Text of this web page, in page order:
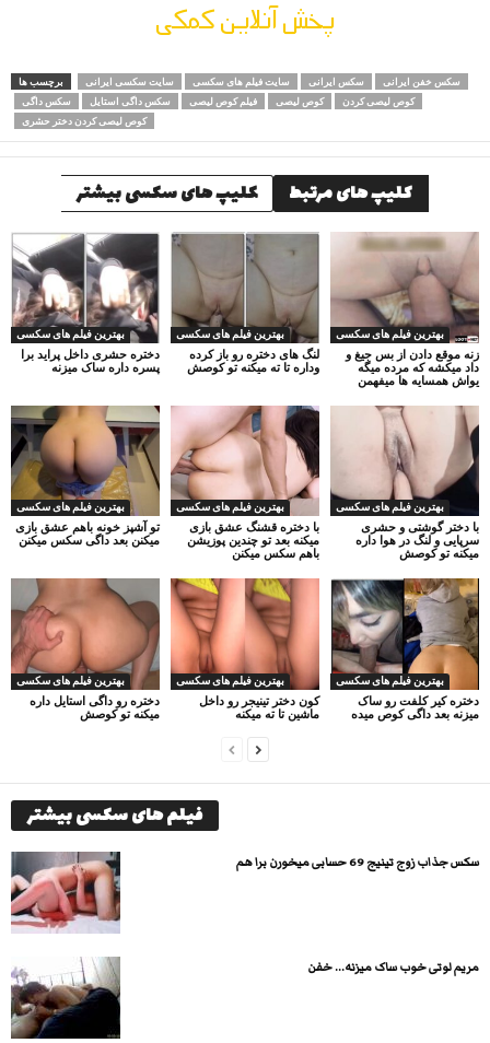
پخش آنلاین کمکی
برچسب ها سایت سکسی ایرانی سایت فیلم های سکسی سکس ایرانی
سکس خفن ایرانی
سکس داگی
سکس داگی استایل فیلم کوص لیصی کوص لیصی
کوص لیصی کردن
کوص لیصی کردن دختر حشری
کلیپ های مرتبط کلیپ های سکسی بیشتر
بهترین فیلم های سکسی
دختره حشری داخل پراید برا
پسره داره ساک میزنه
بهترین فیلم های سکسی
لنگ های دختره رو باز کرده
وداره تا ته میکنه تو کوصش
بهترین فیلم های سکسی
زنه موقع دادن از بس جیغ و
داد میکشه که مرده میگه
یواش همسایه ها میفهمن
بهترین فیلم های سکسی
تو آشپز خونه باهم عشق بازی
میکنن بعد داگی سکس میکنن
بهترین فیلم های سکسی
با دختره قشنگ عشق بازی
میکنه بعد تو چندین پوزیشن
باهم سکس میکنن
بهترین فیلم های سکسی
با دختر گوشتی و حشری
سرپایی و لنگ در هوا داره
میکنه تو کوصش
بهترین فیلم های سکسی
دختره رو داگی استایل داره
میکنه تو کوصش
بهترین فیلم های سکسی
کون دختر تینیجر رو داخل
ماشین تا ته میکنه
بهترین فیلم های سکسی
دختره کیر کلفت رو ساک
میزنه بعد داگی کوص میده
فیلم های سکسی بیشتر
سکس جذاب زوج تینیج 69 حسابی میخورن برا هم
مریم لوتی خوب ساک میزنه… خفن